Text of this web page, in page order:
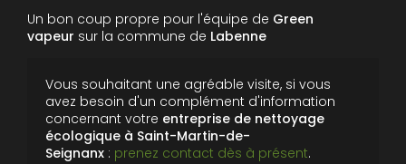
Un bon coup propre pour l'équipe de Green
vapeur sur la commune de Labenne
Vous souhaitant une agréable visite, si vous
avez besoin d'un complément d'information
concernant votre entreprise de nettoyage
écologique à Saint-Martin-de-
Seignanx : prenez contact dès à présent.